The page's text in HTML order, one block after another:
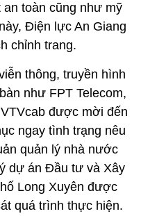
toàn cũng như mỹ
Điện lực An Giang
chỉnh trang.
thông, truyền hình
như FPT Telecom,
được mời đến
ngay tình trạng nêu
quản lý nhà nước
dự án Đầu tư và Xây
Long Xuyên được
quá trình thực hiện.